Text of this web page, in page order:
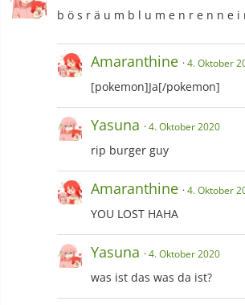
b ö s r ä u m b l u m e n r e n n e i
Amaranthine 4. Oktober
[pokemon]Ja[/pokemon]
Yasuna 4. Oktober 2020
rip burger guy
Amaranthine 4. Oktober
YOU LOST HAHA
Yasuna 4. Oktober 2020
was ist das was da ist?